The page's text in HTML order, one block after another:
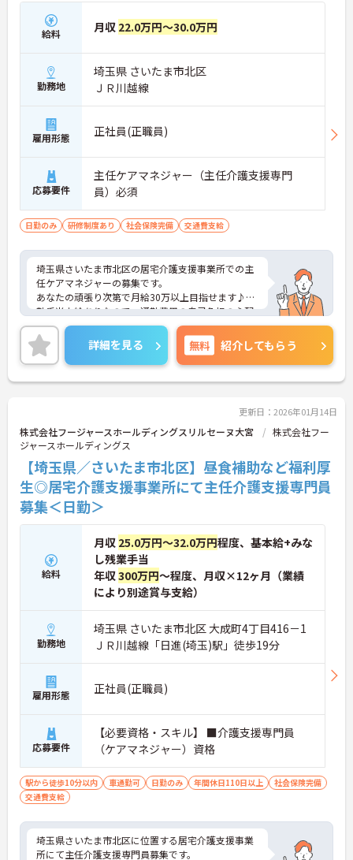
給料 月収 22.0万円～30.0万円
勤務地
埼玉県 さいたま市北区
ＪＲ川越線
雇用形態 正社員(正職員)
応募要件
主任ケアマネジャー（主任介護支援専門
員）必須
日勤のみ 研修制度あり 社会保険完備 交通費支給
埼玉県さいたま市北区の居宅介護支援事業所での主
任ケアマネジャーの募集です。
あなたの頑張り次第で月給30万以上目指せます♪通
勤手当支給ありなので、通勤費用の自己負担の心配
も不要！
ご興味のある方は、面接のポイントをお伝えします
のでお気軽にお問い合せください。
詳細を見る 無料 紹介してもらう
更新日：2026年01月14日
株式会社フージャースホールディングスリルセーヌ大宮
株式会社フー
ジャースホールディングス
【埼玉県／さいたま市北区】昼食補助など福利厚
生◎居宅介護支援事業所にて主任介護支援専門員
募集＜日勤＞
給料
月収 25.0万円～32.0万円程度、基本給+みな
し残業手当
年収300万円～程度、月収×12ヶ月（業績
により別途賞与支給）
勤務地
埼玉県 さいたま市北区 大成町4丁目416－1
ＪＲ川越線「日進(埼玉)駅」徒歩19分
雇用形態 正社員(正職員)
応募要件
【必要資格・スキル】 ■介護支援専門員
（ケアマネジャー）資格
駅から徒歩10分以内 車通勤可 日勤のみ 年間休日110日以上
社会保険完備
交通費支給
埼玉県さいたま市北区に位置する居宅介護支援事業
所にて主任介護支援専門員募集です。